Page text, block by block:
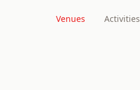
Venues Activities